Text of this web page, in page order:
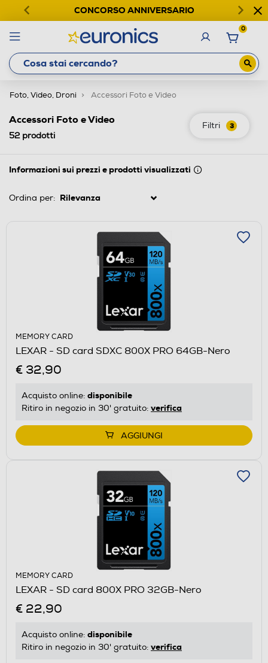
CONCORSO ANNIVERSARIO
0
Foto, Video, Droni Accessori Foto e Video
Filtri 3
Accessori Foto e Video
52prodotti
Informazioni sui prezzi e prodotti visualizzati
Ordina per:
MEMORY CARD
LEXAR - SD card SDXC 800X PRO 64GB-Nero
€ 32,90
Acquisto online: disponibile
Ritiro in negozio in 30' gratuito: verifica
AGGIUNGI
MEMORY CARD
LEXAR - SD card 800X PRO 32GB-Nero
€ 22,90
Acquisto online: disponibile
Ritiro in negozio in 30' gratuito: verifica